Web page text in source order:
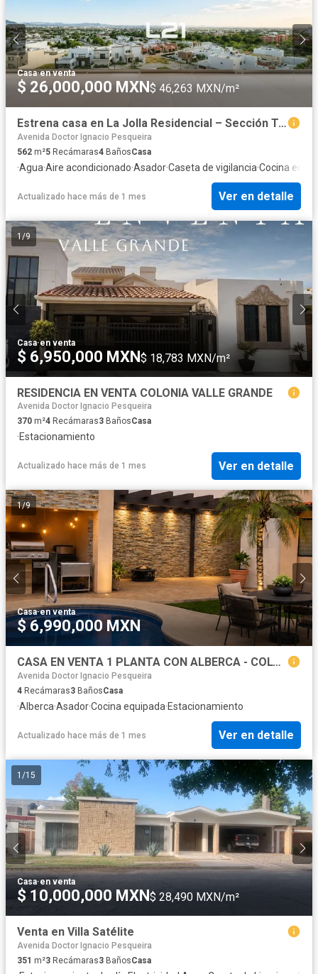
Casa·en venta
$ 26,000,000 MXN$ 46,263 MXN/m²
Estrena casa en La Jolla Residencial – Sección Turquesas
Avenida Doctor Ignacio Pesqueira
562 m²5 Recámaras4 BañosCasa
·Agua·Aire acondicionado·Asador·Caseta de vigilancia·Cocina
Actualizado hace más de 1 mes Ver en detalle
1/9
Casa·en venta
$ 6,950,000 MXN$ 18,783 MXN/m²
RESIDENCIA EN VENTA COLONIA VALLE GRANDE
Avenida Doctor Ignacio Pesqueira
370 m²4 Recámaras3 BañosCasa
·Estacionamiento
Actualizado hace más de 1 mes Ver en detalle
1/9
Casa·en venta
$ 6,990,000 MXN
CASA EN VENTA 1 PLANTA CON ALBERCA - COLONIA MODELO.
Avenida Doctor Ignacio Pesqueira
4 Recámaras3 BañosCasa
·Alberca·Asador·Cocina equipada·Estacionamiento
Actualizado hace más de 1 mes Ver en detalle
1 /15
Casa·en venta
$ 10,000,000 MXN$ 28,490 MXN/m²
Venta en Villa Satélite
Avenida Doctor Ignacio Pesqueira
351 m²3 Recámaras3 BañosCasa